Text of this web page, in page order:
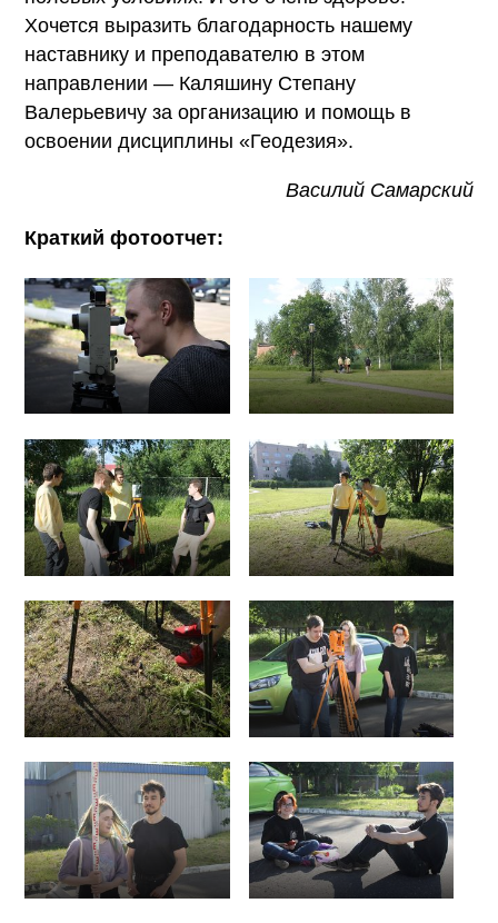
Хочется выразить благодарность нашему
наставнику и преподавателю в этом
направлении — Каляшину Степану
Валерьевичу за организацию и помощь в
освоении дисциплины «Геодезия».
Василий Самарский
Краткий фотоотчет: